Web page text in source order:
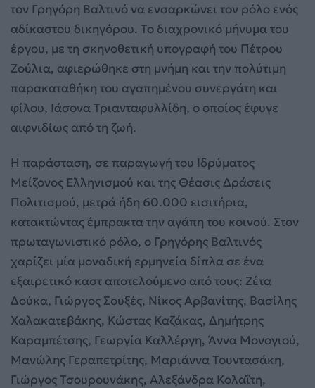
τον Γρηγόρη Βαλτινό να ενσαρκώνει τον ρόλο ενός
αδίκαστου δικηγόρου. Το διαχρονικό μήνυμα του
έργου, με τη σκηνοθετική υπογραφή του Πέτρου
Ζούλια, αφιερώθηκε στη μνήμη και την πολύτιμη
παρακαταθήκη του αγαπημένου συνεργάτη και
φίλου, Ιάσονα Τριανταφυλλίδη, ο οποίος έφυγε
αιφνιδίως από τη ζωή.
Η παράσταση, σε παραγωγή του Ιδρύματος
Μείζονος Ελληνισμού και της Θέασις Δράσεις
Πολιτισμού, μετρά ήδη 60.000 εισιτήρια,
κατακτώντας έμπρακτα την αγάπη του κοινού. Στον
πρωταγωνιστικό ρόλο, ο Γρηγόρης Βαλτινός
χαρίζει μία μοναδική ερμηνεία δίπλα σε ένα
εξαιρετικό καστ αποτελούμενο από τους: Ζέτα
Δούκα, Γιώργος Σουξές, Νίκος Αρβανίτης, Βασίλης
Χαλακατεβάκης, Κώστας Καζάκας, Δημήτρης
Καραμπέτσης, Γεωργία Καλλέργη, Άννα Μονογιού,
Μανώλης Γεραπετρίτης, Μαριάννα Τουντασάκη,
Γιώργος Τσουρουνάκης, Αλεξάνδρα Κολαΐτη,